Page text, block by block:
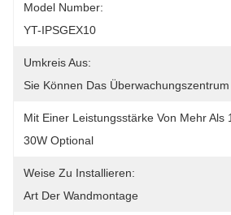
Model Number:
YT-IPSGEX10
Umkreis Aus:
Sie Können Das Überwachungszentrum
Mit Einer Leistungsstärke Von Mehr Als
30W Optional
Weise Zu Installieren:
Art Der Wandmontage